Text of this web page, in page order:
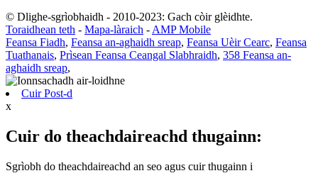
© Dlighe-sgrìobhaidh - 2010-2023: Gach còir glèidhte.
Toraidhean teth - Mapa-làraich - AMP Mobile
Feansa Fiadh, Feansa an-aghaidh sreap, Feansa Uèir Cearc, Feansa
Tuathanais, Prìsean Feansa Ceangal Slabhraidh, 358 Feansa an-
aghaidh sreap,
Cuir Post-d
x
Cuir do theachdaireachd thugainn:
Sgrìobh do theachdaireachd an seo agus cuir thugainn i